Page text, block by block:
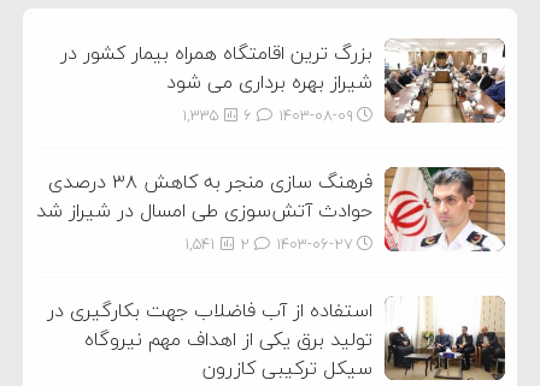
بزرگ ترین اقامتگاه همراه بیمار کشور در
شیراز بهره برداری می شود
۱۴۰۳-۰۸-۰۹ 1,335
فرهنگ سازی منجر به کاهش ۳۸ درصدی
حوادث آتش‌سوزی طی امسال در شیراز شد
۱۴۰۳-۰۶-۲۷ 1,541
استفاده از آب فاضلاب جهت بکارگیری در
تولید برق یکی از اهداف مهم نیروگاه
سیکل ترکیبی کازرون